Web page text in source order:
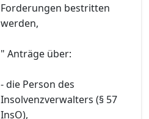
Forderungen bestritten
werden,
" Anträge über:
- die Person des
Insolvenzverwalters (§ 57
InsO),